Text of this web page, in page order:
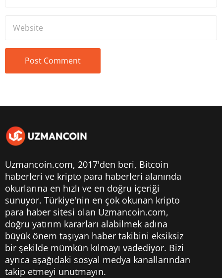
Uzmancoin.com, 2017'den beri, Bitcoin
haberleri ve kripto para haberleri alanında
okurlarına en hızlı ve en doğru içeriği
sunuyor. Türkiye'nin en çok okunan kripto
para haber sitesi olan Uzmancoin.com,
doğru yatırım kararları alabilmek adına
büyük önem taşıyan haber takibini eksiksiz
bir şekilde mümkün kılmayı vadediyor. Bizi
ayrıca aşağıdaki sosyal medya kanallarından
takip etmeyi unutmayın.